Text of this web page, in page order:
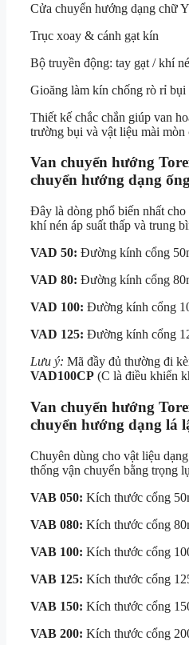
Cửa chuyển hướng dạng chữ
Trục xoay & cánh gạt kín
Bộ truyền động: tay gạt / khí
Gioăng làm kín chống rò rỉ bụi
Thiết kế chắc chắn giúp van
trường bụi và vật liệu mài mòn
Van chuyển hướng
chuyển hướng dạng
Đây là dòng phổ biến nhất cho
khí nén áp suất thấp và trung
VAD 50: Đường kính cổng
VAD 80: Đường kính cổng
VAD 100: Đường kính cổng
VAD 125: Đường kính cổng
Lưu ý: Mã đầy đủ thường đi
VAD100CP (C là điều khiển
Van chuyển hướng
chuyển hướng dạng lá
Chuyên dùng cho vật liệu
thống vận chuyển bằng trọng
VAB 050: Kích thước cổng
VAB 080: Kích thước cổng
VAB 100: Kích thước cổng
VAB 125: Kích thước cổng
VAB 150: Kích thước cổng
VAB 200: Kích thước cổng